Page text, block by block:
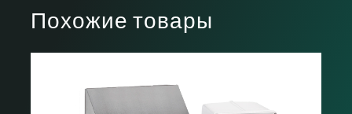
Похожие товары